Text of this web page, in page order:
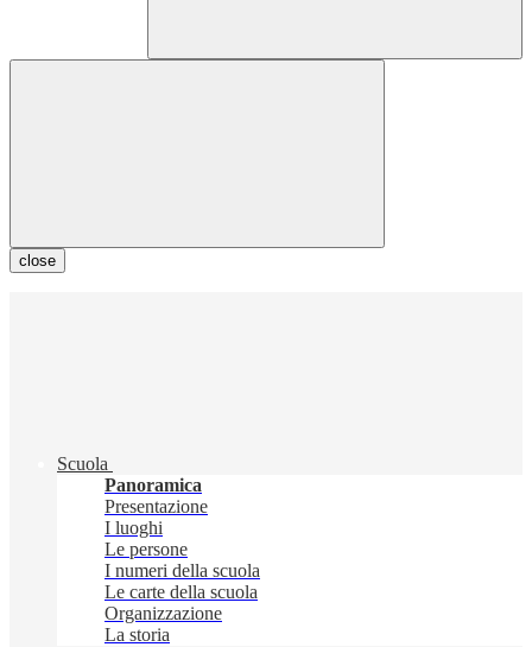
close
Scuola
Panoramica
Presentazione
I luoghi
Le persone
I numeri della scuola
Le carte della scuola
Organizzazione
La storia